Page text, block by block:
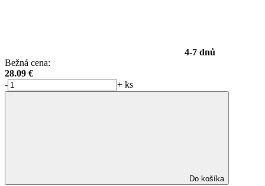
4-7 dnů
Bežná cena:
28.09 €
-
+ ks
Do košíka